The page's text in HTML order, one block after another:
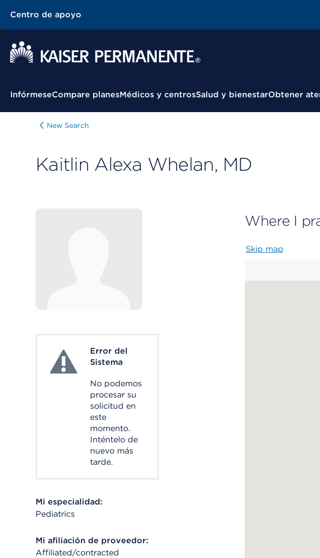
Centro de apoyo
Menú contextual
InfórmeseCompare planesMédicos y centrosSalud y bienestarObtener
New Search
Kaitlin Alexa Whelan, MD
System ErrorError del
Sistema
No podemos
procesar su
solicitud en
este
momento.
Inténtelo de
nuevo más
tarde.
Mi especialidad:
Pediatrics
Mi afiliación de proveedor:
Affiliated/contracted
Where I
Skip map